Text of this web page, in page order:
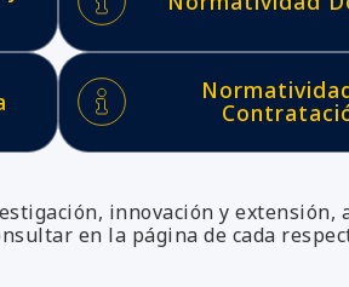
innovación y
en la página de cada